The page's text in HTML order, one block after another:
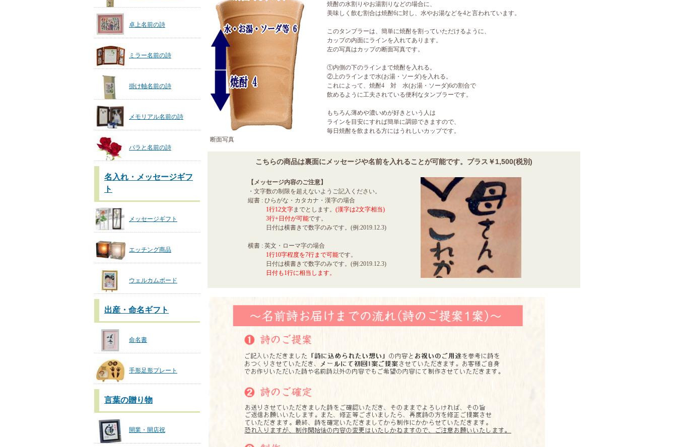
卓上名前の詩
ミラー名前の詩
掛け軸名前の詩
メモリアル名前の詩
バラと名前の詩
名入れ・メッセージギフ
ト
メッセージギフト
エッチング商品
ウェルカムボード
出産・命名ギフト
命名書
手形足形プレート
言葉の贈り物
開業・開店祝
断面写真
焼酎の水割りやお湯割りなどの場合に、
美味しく飲む割合は焼酎6に対し、水やお湯などを4と言われています。
このタンブラーは、簡単に焼酎を割っていただけるように、
カップの内面にラインを入れてあります。
左の写真はカップの断面写真です。
①内側の下のラインまで焼酎を入れる。
②上のラインまで水(お湯・ソーダ)を入れる。
これによって、焼酎4 対 水(お湯・ソーダ)6の割合で
飲めるように工夫されている便利なタンブラーです。
もちろん薄めや濃いめが好きという人は
ラインを目安にすれば簡単に調節できますので、
毎日焼酎を飲まれる方にはうれしいカップです。
こちらの商品は裏面にメッセージや名前を入れることが可能です。プラス￥1,500(税別)
【メッセージ内容のご注意】
・文字数の制限を超えないようご記入ください。
縦書 : ひらがな・カタカナ・漢字の場合
1行12文字までとします。 (漢字は2文字相当)
3行+日付が可能です。
日付は横書きで数字のみです。(例:2019.12.3)
横書 : 英文・ローマ字の場合
1行10字程度を7行まで可能です。
日付は横書きで数字のみです。(例:2019.12.3)
日付も1行に相当します。